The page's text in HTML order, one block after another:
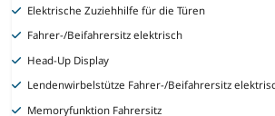
Elektrische Zuziehhilfe für die Türen
Fahrer-/Beifahrersitz elektrisch
Head-Up Display
Lendenwirbelstütze Fahrer-/Beifahrersitz
Memoryfunktion Fahrersitz